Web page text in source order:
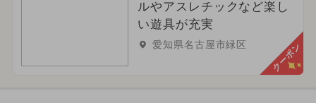
ルやアスレチックなど楽し
い遊具が充実
愛知県名古屋市緑区 クーポン